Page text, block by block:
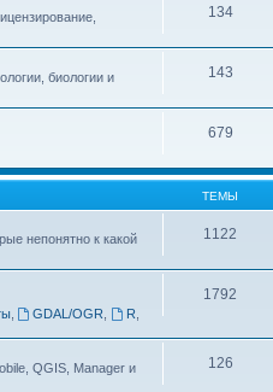
134
биологии и
143
679
ТЕМЫ
непонятно к какой
1122
, GDAL/OGR R
1792
QGIS, Manager и
126